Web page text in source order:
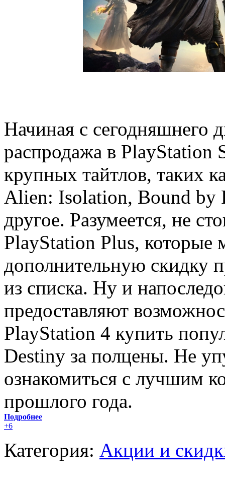
Начиная с сегодняшнего
распродажа в PlayStation
крупных тайтлов, таких
Alien: Isolation, Bound by
другое. Разумеется, не
PlayStation Plus, которые
дополнительную скидку
из списка. Ну и
предоставляют
PlayStation 4 купить
Destiny за полцены. Не
ознакомиться с лучшим
прошлого года.
Подробнее
+6
Категория: Акции и